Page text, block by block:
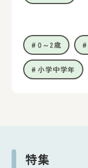
0～2歳
小学中学年
特集